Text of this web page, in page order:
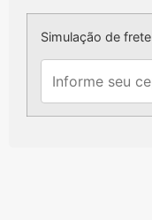
Simulação de frete